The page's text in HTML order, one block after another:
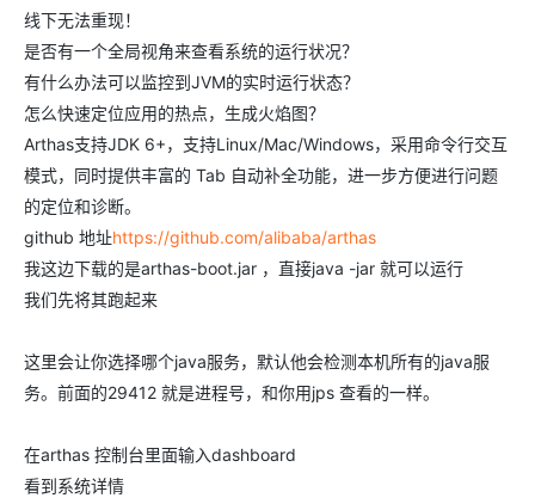
线下无法重现！
是否有一个全局视角来查看系统的运行状况？
有什么办法可以监控到JVM的实时运行状态？
怎么快速定位应用的热点，生成火焰图？
Arthas支持JDK 6+，支持Linux/Mac/Windows，采用命令行交互
模式，同时提供丰富的 Tab 自动补全功能，进一步方便进行问题
的定位和诊断。
github 地址https://github.com/alibaba/arthas
我这边下载的是arthas-boot.jar ，直接java -jar 就可以运行
我们先将其跑起来
这里会让你选择哪个java服务，默认他会检测本机所有的java服
务。前面的29412 就是进程号，和你用jps 查看的一样。
在arthas 控制台里面输入dashboard
看到系统详情